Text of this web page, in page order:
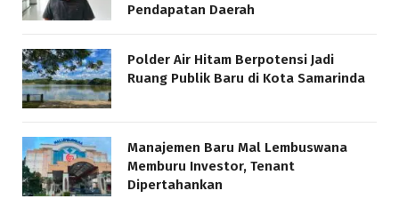
Pendapatan Daerah
Polder Air Hitam Berpotensi Jadi
Ruang Publik Baru di Kota Samarinda
Manajemen Baru Mal Lembuswana
Memburu Investor, Tenant
Dipertahankan